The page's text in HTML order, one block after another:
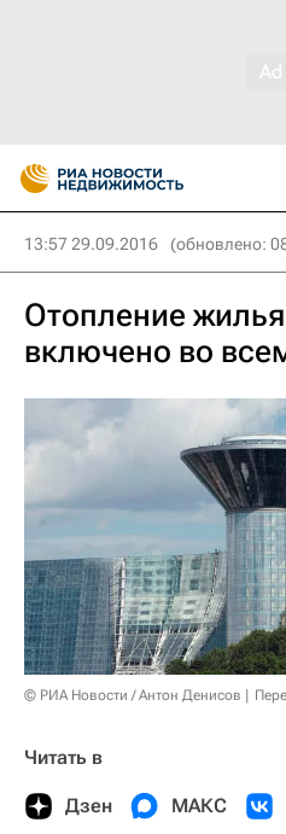
13:57 29.09.2016 (обновлено:
Отопление
включено во
© РИА Новости / Антон Денисов
Читать в
Дзен МАКС